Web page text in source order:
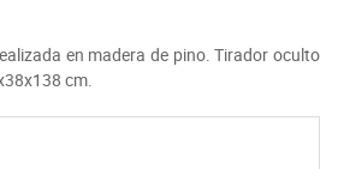
en madera de pino. Tirador oculto
cm.